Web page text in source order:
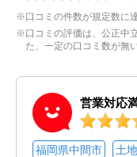
※口コミの件数が規定数に
※口コミの評価は、公正中
た、一定の口コミ数が無
営業対応
福岡県中間市
土地